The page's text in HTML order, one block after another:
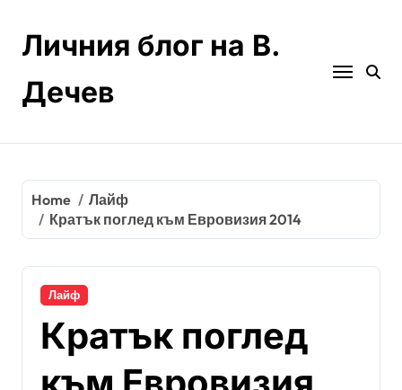
contentЛичния блог на В.
Дечев
Home
Лайф
Кратък поглед към Евровизия 2014
Лайф
Кратък поглед